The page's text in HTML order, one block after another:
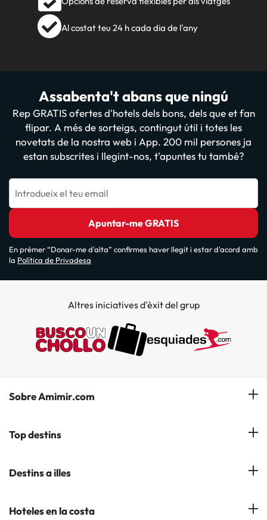
Al costat teu 24 h cada dia de l'any
Assabenta't abans que ningú
Rep GRATIS ofertes d'hotels dels bons, dels que et fan
flipar. A més de sorteigs, contingut útil i totes les
novetats de la nostra web i App. 200 mil persones ja
estan subscrites i llegint-nos, t'apuntes tu també?
Introdueix el teu email
Apuntar-me GRATIS
En prémer “Donar-me d'alta” confirmes haver llegit i estar d'acord amb
la Política de Privadesa
Altres iniciatives d'èxit del grup
Sobre Amimir.com
¿Qui som?
Opinions
Top destins
Hotels a Salou
Hotels a Andorra la Vella
Destins a illes
Hotels a les Illes Balears
Hoteles en la costa